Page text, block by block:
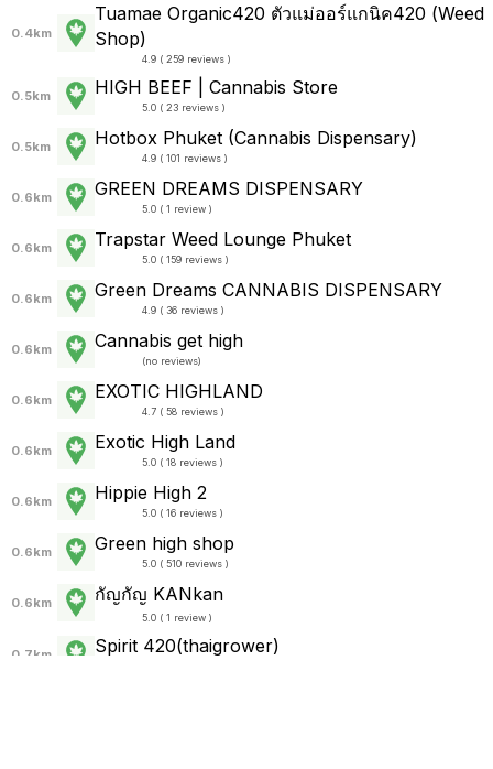
0.4km
Tuamae Organic420 ตัวแม่ออร์แกนิค420 (Weed
Shop)
4.9 ( 259 reviews )
0.5km HIGH BEEF | Cannabis Store
5.0 ( 23 reviews )
0.5km Hotbox Phuket (Cannabis Dispensary)
4.9 ( 101 reviews )
0.6km GREEN DREAMS DISPENSARY
5.0 ( 1 review )
0.6km Trapstar Weed Lounge Phuket
5.0 ( 159 reviews )
0.6km Green Dreams CANNABIS DISPENSARY
4.9 ( 36 reviews )
0.6km Cannabis get high
(no reviews)
0.6km EXOTIC HIGHLAND
4.7 ( 58 reviews )
0.6km Exotic High Land
5.0 ( 18 reviews )
0.6km Hippie High 2
5.0 ( 16 reviews )
0.6km Green high shop
5.0 ( 510 reviews )
0.6km กัญกัญ KANkan
5.0 ( 1 review )
0.7km Spirit 420(thaigrower)